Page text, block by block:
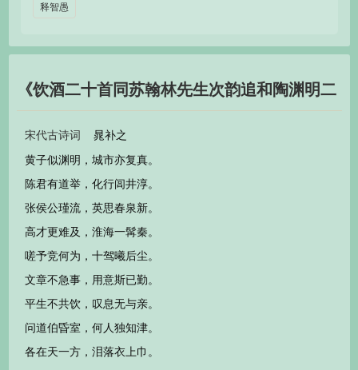
释智愚
《饮酒二十首同苏翰林先生次韵追和陶渊明二
十》 宋代 晁补之
宋代古诗词
晁补之
黄子似渊明，城市亦复真。
陈君有道举，化行闾井淳。
张侯公瑾流，英思春泉新。
高才更难及，淮海一髯秦。
嗟予竞何为，十驾曦后尘。
文章不急事，用意斯已勤。
平生不共饮，叹息无与亲。
问道伯昏室，何人独知津。
各在天一方，泪落衣上巾。